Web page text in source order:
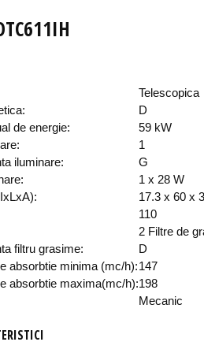
Telescopica
D
de energie:
59 kW
1
iluminare:
G
1 x 28 W
17.3 x 60 x
110
2 Filtre de
filtru grasime:
D
absorbtie minima (mc/h):147
absorbtie maxima(mc/h):198
Mecanic